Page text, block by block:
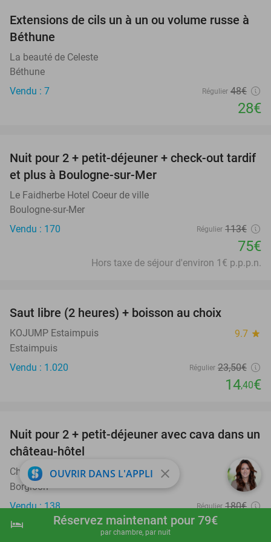
shopping_cart Réserver maintenant
hotel Réservez maintenant pour 79€
par chambre, par nuit
42%
Extensions de cils un à un ou volume russe à
Béthune
La beauté de Celeste
Béthune
Vendu : 7
Régulier 48€
28€
34%
Nuit pour 2 + petit-déjeuner + check-out tardif
et plus à Boulogne-sur-Mer
Le Faidherbe Hotel Coeur de ville
Boulogne-sur-Mer
Vendu : 170
Régulier 113€
75€
Hors taxe de séjour d'environ 1€ p.p.p.n.
Saut libre (2 heures) + boisson au choix
KOJUMP Estaimpuis 9.7 star
Estaimpuis
Vendu : 1.020
Régulier 23,50€
14,40€
48%
Nuit pour 2 + petit-déjeuner avec cava dans un
château-hôtel
Château De Looz 9.3star
Borgloon
Vendu : 138
Régulier 180€
OUVRIR DANS L'APPLI close